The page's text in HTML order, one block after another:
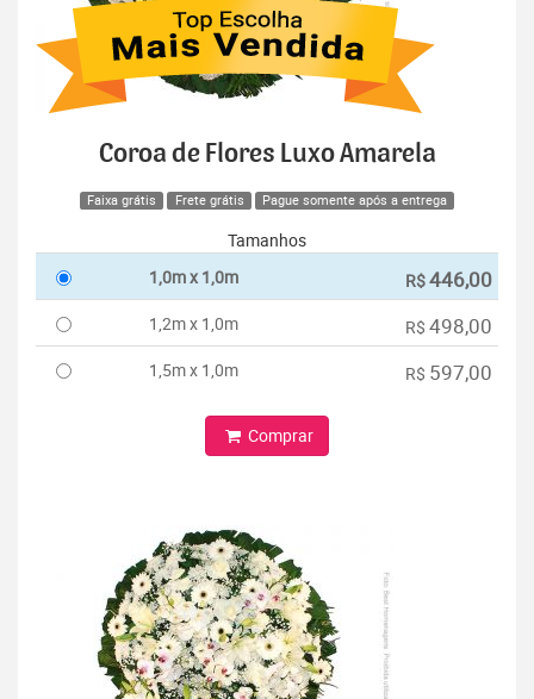
Coroa de Flores Luxo Amarela
Faixa grátis Frete grátis Pague somente após a entrega
Tamanhos
1,0m x 1,0m
R$446,00
1,2m x 1,0m R$ 498,00
1,5m x 1,0m R$ 597,00
Comprar